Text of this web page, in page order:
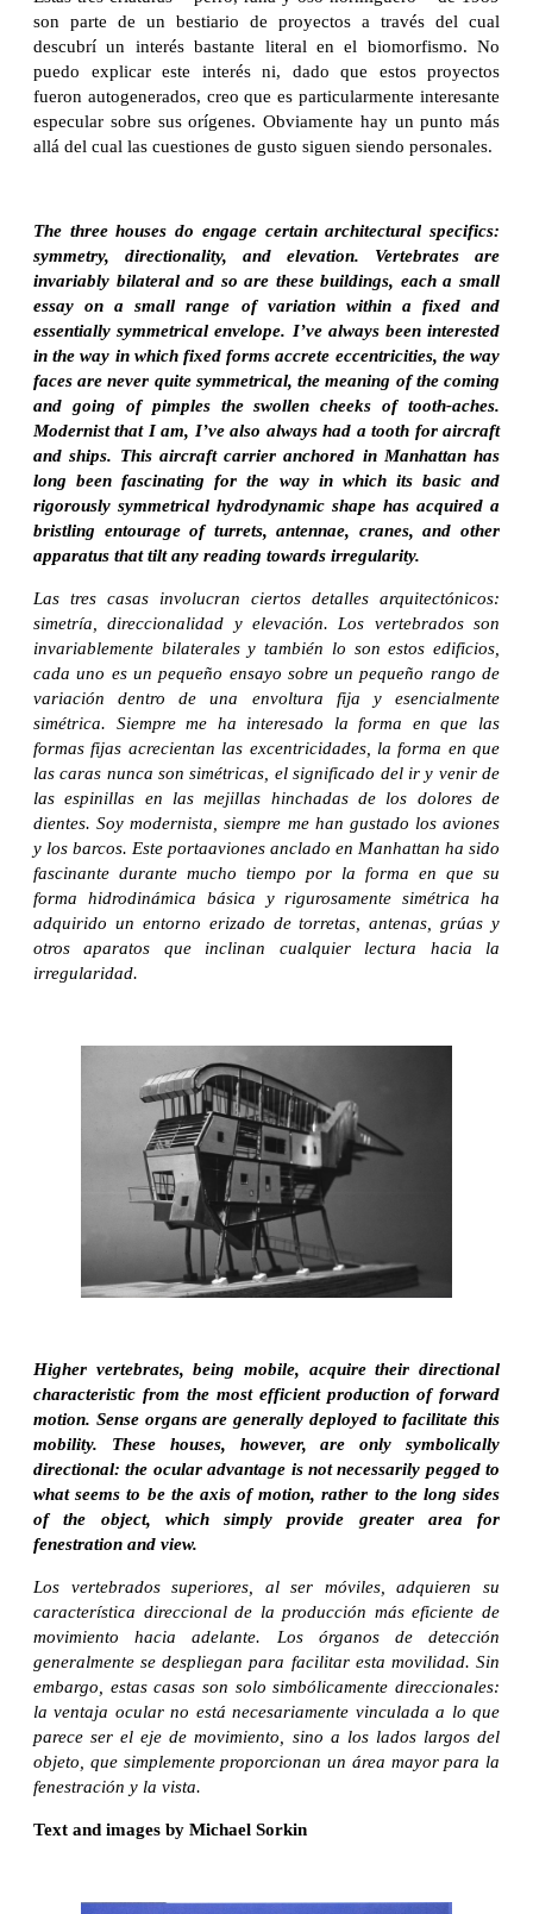
son parte de un bestiario de proyectos a través del cual
descubrí un interés bastante literal en el biomorfismo. No
puedo explicar este interés ni, dado que estos proyectos
fueron autogenerados, creo que es particularmente interesante
especular sobre sus orígenes. Obviamente hay un punto más
allá del cual las cuestiones de gusto siguen siendo personales.
The three houses do engage certain architectural specifics:
symmetry, directionality, and elevation. Vertebrates are
invariably bilateral and so are these buildings, each a small
essay on a small range of variation within a fixed and
essentially symmetrical envelope. I’ve always been interested
in the way in which fixed forms accrete eccentricities, the way
faces are never quite symmetrical, the meaning of the coming
and going of pimples the swollen cheeks of tooth-aches.
Modernist that I am, I’ve also always had a tooth for aircraft
and ships. This aircraft carrier anchored in Manhattan has
long been fascinating for the way in which its basic and
rigorously symmetrical hydrodynamic shape has acquired a
bristling entourage of turrets, antennae, cranes, and other
apparatus that tilt any reading towards irregularity.
Las tres casas involucran ciertos detalles arquitectónicos:
simetría, direccionalidad y elevación. Los vertebrados son
invariablemente bilaterales y también lo son estos edificios,
cada uno es un pequeño ensayo sobre un pequeño rango de
variación dentro de una envoltura fija y esencialmente
simétrica. Siempre me ha interesado la forma en que las
formas fijas acrecientan las excentricidades, la forma en que
las caras nunca son simétricas, el significado del ir y venir de
las espinillas en las mejillas hinchadas de los dolores de
dientes. Soy modernista, siempre me han gustado los aviones
y los barcos. Este portaaviones anclado en Manhattan ha sido
fascinante durante mucho tiempo por la forma en que su
forma hidrodinámica básica y rigurosamente simétrica ha
adquirido un entorno erizado de torretas, antenas, grúas y
otros aparatos que inclinan cualquier lectura hacia la
irregularidad.
Higher vertebrates, being mobile, acquire their directional
characteristic from the most efficient production of forward
motion. Sense organs are generally deployed to facilitate this
mobility. These houses, however, are only symbolically
directional: the ocular advantage is not necessarily pegged to
what seems to be the axis of motion, rather to the long sides
of the object, which simply provide greater area for
fenestration and view.
Los vertebrados superiores, al ser móviles, adquieren su
característica direccional de la producción más eficiente de
movimiento hacia adelante. Los órganos de detección
generalmente se despliegan para facilitar esta movilidad. Sin
embargo, estas casas son solo simbólicamente direccionales:
la ventaja ocular no está necesariamente vinculada a lo que
parece ser el eje de movimiento, sino a los lados largos del
objeto, que simplemente proporcionan un área mayor para la
fenestración y la vista.
Text and images by Michael Sorkin